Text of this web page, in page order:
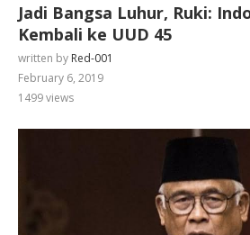
Jadi Bangsa Luhur, Ruki:
Kembali ke UUD 45
written by Red-001
February 6, 2019
1499views